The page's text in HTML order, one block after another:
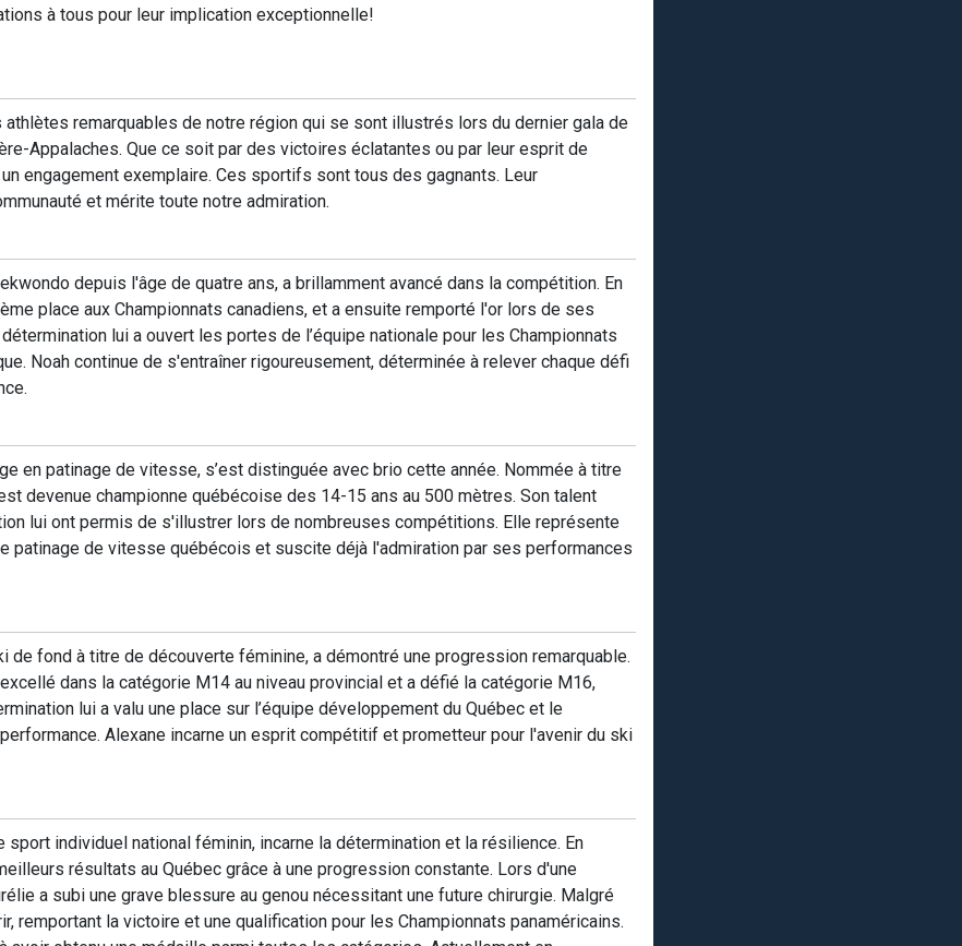
à tous pour leur implication exceptionnelle!
athlètes remarquables de notre région qui se sont illustrés lors du dernier gala de
Appalaches. Que ce soit par des victoires éclatantes ou par leur esprit de
engagement exemplaire. Ces sportifs sont tous des gagnants. Leur
et mérite toute notre admiration.
depuis l'âge de quatre ans, a brillamment avancé dans la compétition. En
place aux Championnats canadiens, et a ensuite remporté l'or lors de ses
lui a ouvert les portes de l’équipe nationale pour les Championnats
Noah continue de s'entraîner rigoureusement, déterminée à relever chaque défi
en patinage de vitesse, s’est distinguée avec brio cette année. Nommée à titre
devenue championne québécoise des 14-15 ans au 500 mètres. Son talent
lui ont permis de s'illustrer lors de nombreuses compétitions. Elle représente
patinage de vitesse québécois et suscite déjà l'admiration par ses performances
de fond à titre de découverte féminine, a démontré une progression remarquable.
dans la catégorie M14 au niveau provincial et a défié la catégorie M16,
lui a valu une place sur l’équipe développement du Québec et le
Alexane incarne un esprit compétitif et prometteur pour l'avenir du ski
sport individuel national féminin, incarne la détermination et la résilience. En
résultats au Québec grâce à une progression constante. Lors d'une
a subi une grave blessure au genou nécessitant une future chirurgie. Malgré
remportant la victoire et une qualification pour les Championnats panaméricains.